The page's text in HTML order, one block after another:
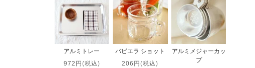
アルミトレー
972円(税込)
バビエラ ショット
206円(税込)
アルミメジャーカッ
プ